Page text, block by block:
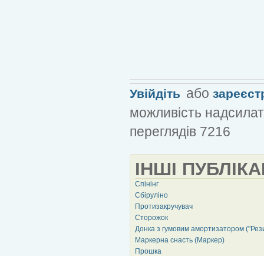
Увійдіть або
можливість
переглядів 7216
ІНШІ
Спінінг
Сбіруліно
Протизакручувач
Сторожок
Донка з гумовим амортизатором
Маркерна снасть (Маркер)
Прошка